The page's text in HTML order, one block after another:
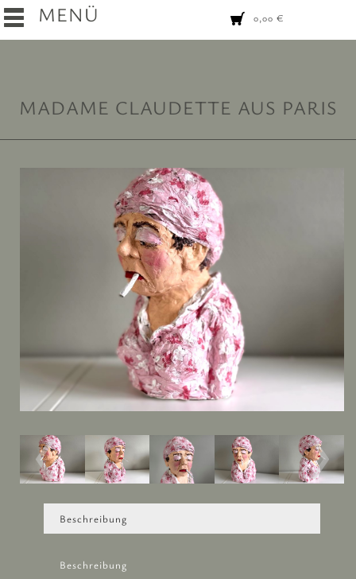
MENÜ 0,00 €
MADAME CLAUDETTE AUS PARIS
Beschreibung
Beschreibung